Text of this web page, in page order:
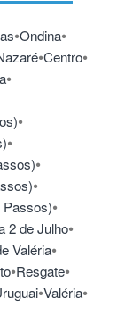
•Ondina•
•Centro•
•
•
•
•
•
•
2 de Julho•
Valéria•
•Resgate•
•Valéria•